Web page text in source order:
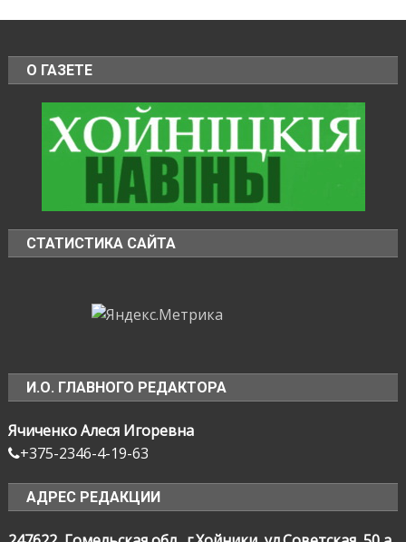
О ГАЗЕТЕ
СТАТИСТИКА САЙТА
И.О. ГЛАВНОГО РЕДАКТОРА
Ячиченко Алеся Игоревна
+375-2346-4-19-63
АДРЕС РЕДАКЦИИ